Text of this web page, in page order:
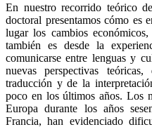
En nuestro recorrido teórico
doctoral presentamos cómo es
lugar los cambios
también es desde la
comunicarse entre lenguas y
nuevas perspectivas
traducción y de la
poco en los últimos años. Los
Europa durante los años
Francia, han evidenciado